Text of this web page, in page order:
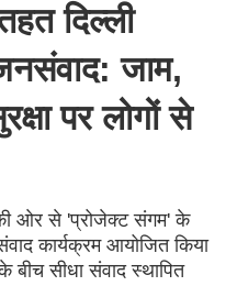
दिल्ली
जाम,
पर लोगों से
की ओर से 'प्रोजेक्ट संगम' के
कार्यक्रम आयोजित किया
सीधा संवाद स्थापित